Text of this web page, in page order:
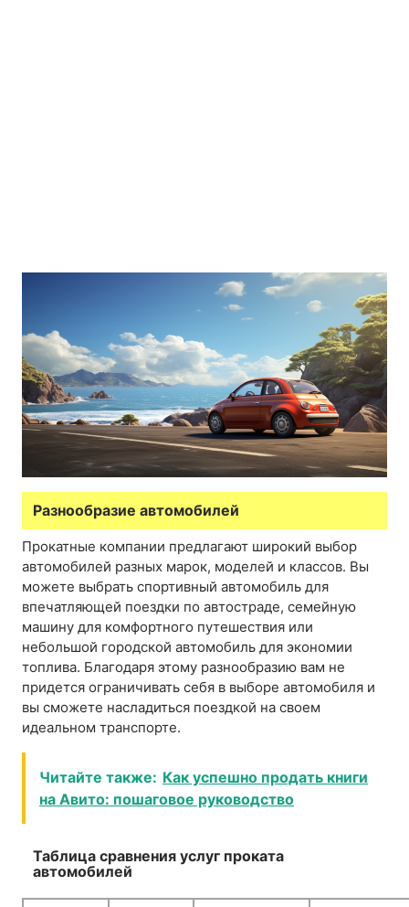
Разнообразие автомобилей
Прокатные компании предлагают широкий выбор
автомобилей разных марок, моделей и классов. Вы
можете выбрать спортивный автомобиль для
впечатляющей поездки по автостраде, семейную
машину для комфортного путешествия или
небольшой городской автомобиль для экономии
топлива. Благодаря этому разнообразию вам не
придется ограничивать себя в выборе автомобиля и
вы сможете насладиться поездкой на своем
идеальном транспорте.
Читайте также: Как успешно продать книги
на Авито: пошаговое руководство
Таблица сравнения услуг проката
автомобилей